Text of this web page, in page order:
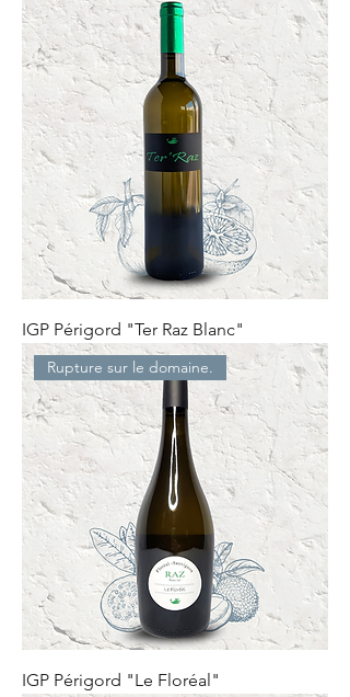
IGP Périgord "Ter Raz Blanc"
Rupture sur le domaine.
IGP Périgord "Le Floréal"